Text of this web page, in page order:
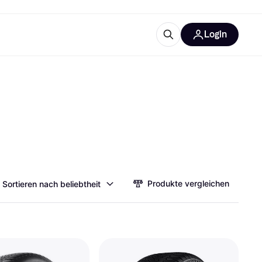
Login
Sortieren nach beliebtheit Produkte vergleichen